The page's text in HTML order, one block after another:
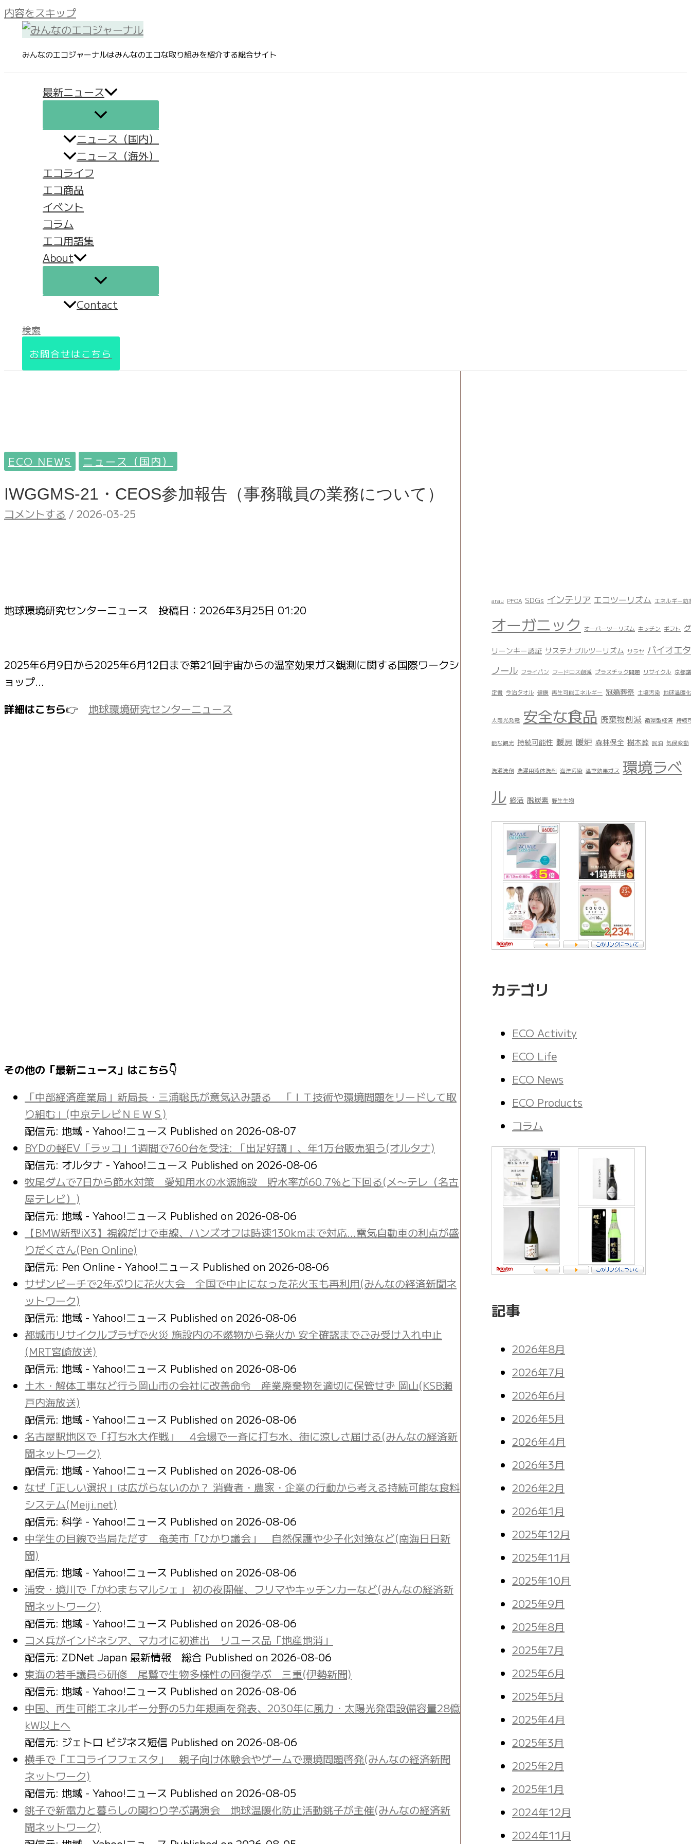
内容をスキップ
みんなのエコジャーナルはみんなのエコな取り組みを紹介する総合サイト
最新ニュース
ニュース（国内）
ニュース（海外）
エコライフ
エコ商品
イベント
コラム
エコ用語集
About
Contact
検索
お問合せはこちら
ECO NEWS ニュース（国内）
IWGGMS-21・CEOS参加報告（事務職員の業務について）
コメントする / 2026-03-25
地球環境研究センターニュース 投稿日： 2026年3月25日 01:20
2025年6月9日から2025年6月12日まで第21回宇宙からの温室効果ガス観測に関する国際ワークシ
ョップ…
詳細はこちら👉 地球環境研究センターニュース
その他の「最新ニュース」はこちら👇
「中部経済産業局」新局長・三浦聡氏が意気込み語る 「ＩＴ技術や環境問題をリードして取
り組む」(中京テレビＮＥＷＳ)
配信元: 地域 - Yahoo!ニュース Published on 2026-08-07
BYDの軽EV「ラッコ」1週間で760台を受注: 「出足好調」、年1万台販売狙う(オルタナ)
配信元: オルタナ - Yahoo!ニュース Published on 2026-08-06
牧尾ダムで7日から節水対策 愛知用水の水源施設 貯水率が60.7％と下回る(メ〜テレ（名古
屋テレビ）)
配信元: 地域 - Yahoo!ニュース Published on 2026-08-06
【BMW新型iX3】視線だけで車線、ハンズオフは時速130kmまで対応…電気自動車の利点が盛
りだくさん(Pen Online)
配信元: Pen Online - Yahoo!ニュース Published on 2026-08-06
サザンビーチで2年ぶりに花火大会 全国で中止になった花火玉も再利用(みんなの経済新聞ネ
ットワーク)
配信元: 地域 - Yahoo!ニュース Published on 2026-08-06
都城市リサイクルプラザで火災 施設内の不燃物から発火か 安全確認までごみ受け入れ中止
(MRT宮崎放送)
配信元: 地域 - Yahoo!ニュース Published on 2026-08-06
土木・解体工事など行う岡山市の会社に改善命令 産業廃棄物を適切に保管せず 岡山(KSB瀬
戸内海放送)
配信元: 地域 - Yahoo!ニュース Published on 2026-08-06
名古屋駅地区で「打ち水大作戦」 4会場で一斉に打ち水、街に涼しさ届ける(みんなの経済新
聞ネットワーク)
配信元: 地域 - Yahoo!ニュース Published on 2026-08-06
なぜ「正しい選択」は広がらないのか？ 消費者・農家・企業の行動から考える持続可能な食料
システム(Meiji.net)
配信元: 科学 - Yahoo!ニュース Published on 2026-08-06
中学生の目線で当局ただす 奄美市「ひかり議会」 自然保護や少子化対策など(南海日日新
聞)
配信元: 地域 - Yahoo!ニュース Published on 2026-08-06
浦安・境川で「かわまちマルシェ」 初の夜開催、フリマやキッチンカーなど(みんなの経済新
聞ネットワーク)
配信元: 地域 - Yahoo!ニュース Published on 2026-08-06
コメ兵がインドネシア、マカオに初進出 リユース品「地産地消」
配信元: ZDNet Japan 最新情報 総合 Published on 2026-08-06
東海の若手議員ら研修 尾鷲で生物多様性の回復学ぶ 三重(伊勢新聞)
配信元: 地域 - Yahoo!ニュース Published on 2026-08-06
中国、再生可能エネルギー分野の5カ年規画を発表、2030年に風力・太陽光発電設備容量28億
kW以上へ
配信元: ジェトロ ビジネス短信 Published on 2026-08-06
横手で「エコライフフェスタ」 親子向け体験会やゲームで環境問題啓発(みんなの経済新聞
ネットワーク)
配信元: 地域 - Yahoo!ニュース Published on 2026-08-05
銚子で新電力と暮らしの関わり学ぶ講演会 地球温暖化防止活動銚子が主催(みんなの経済新
聞ネットワーク)
arau PFOA SDGs インテリア エコツーリズム エネルギー効
オーガニック オーバーツーリズム キッチン ギフト グ
リーンキー認証 サステナブルツーリズム サラヤ バイオエタ
ノール フライパン フードロス削減 プラスチック問題 リサイクル 京都議
定書 今治タオル 健康 再生可能エネルギー 冠婚葬祭 土壌汚染 地球温暖化
太陽光発電 安全な食品 廃棄物削減 循環型経済 持続
能な観光 持続可能性 暖房 暖炉 森林保全 樹木葬 民泊 気候変動
洗濯洗剤 洗濯用液体洗剤 海洋汚染 温室効果ガス 環境ラベ
ル 終活 脱炭素 野生生物
カテゴリ
ECO Activity
ECO Life
ECO News
ECO Products
コラム
記事
2026年8月
2026年7月
2026年6月
2026年5月
2026年4月
2026年3月
2026年2月
2026年1月
2025年12月
2025年11月
2025年10月
2025年9月
2025年8月
2025年7月
2025年6月
2025年5月
2025年4月
2025年3月
2025年2月
2025年1月
2024年12月
2024年11月